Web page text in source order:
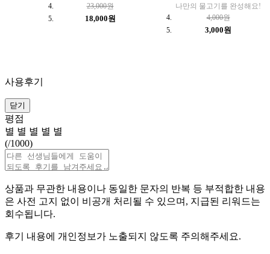
23,000원
18,000원
나만의 물고기를 완성해요!
4,000원
3,000원
사용후기
닫기
평점
별 별 별 별 별
(/1000)
상품과 무관한 내용이나 동일한 문자의 반복 등 부적합한 내용
은 사전 고지 없이 비공개 처리될 수 있으며, 지급된 리워드는
회수됩니다.
후기 내용에 개인정보가 노출되지 않도록 주의해주세요.